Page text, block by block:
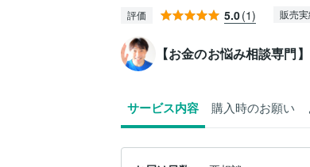
評価 5.0(1) 販売
【お金のお悩み相談専門
サービス内容 購入時のお願い